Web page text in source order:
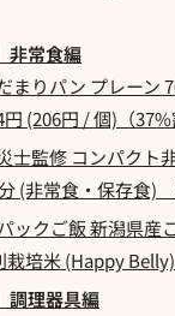
非常食編
まりパン プレーン
(206円 / 個)（37%
士監修 コンパクト
(非常食・保存食)
ックご飯 新潟県産
栽培米 (Happy
調理器具編